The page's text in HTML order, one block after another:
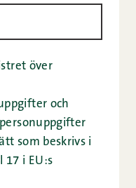
över
och
som beskrivs i
17 i EU:s